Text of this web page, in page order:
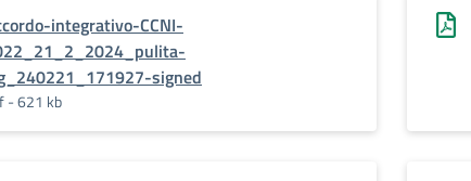
integrativo-CCNI-
signed
- 621 kb